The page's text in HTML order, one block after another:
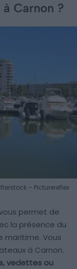
Carnon ?
– Picturereflex
permet de
la présence du
maritime. Vous
à Carnon.
vedettes ou